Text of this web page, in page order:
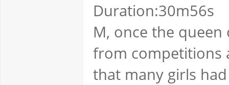
Duration:30m56s
M, once the
from competitions
that many girls